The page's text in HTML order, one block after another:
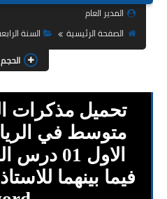
المدير العام
الصفحة الرئيسية
السنة
الحجم
متوسط في
الاول 01
فيما بينهما